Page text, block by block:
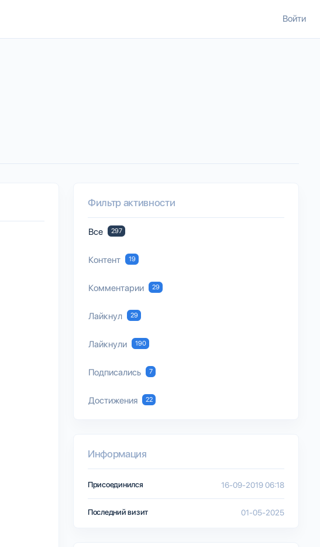
Войти
Фильтр активности
Все 297
Контент 19
Комментарии 29
Лайкнул 29
Лайкнули 190
Подписались 7
Достижения 22
Информация
Присоединился 16-09-2019 06:18
Последний визит 01-05-2025